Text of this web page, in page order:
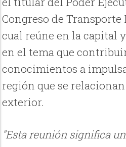
Congreso de Transporte
cual reúne en la capital
en el tema que
conocimientos a
región que se
exterior.
"Esta reunión significa